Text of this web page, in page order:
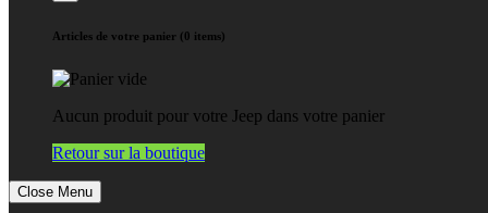
Articles de votre panier (0 items)
Aucun produit pour votre Jeep dans votre panier
Retour sur la boutique
Close Menu